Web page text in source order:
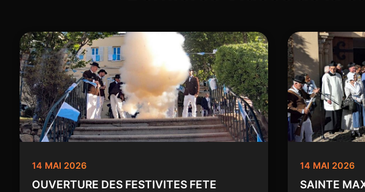
14 MAI 2026
OUVERTURE DES FESTIVITES FETE
14 MAI 2026
SAINTE